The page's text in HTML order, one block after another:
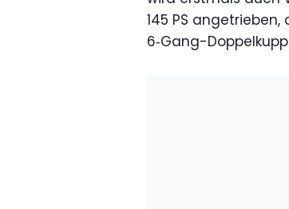
145 PS
6‑Gang-